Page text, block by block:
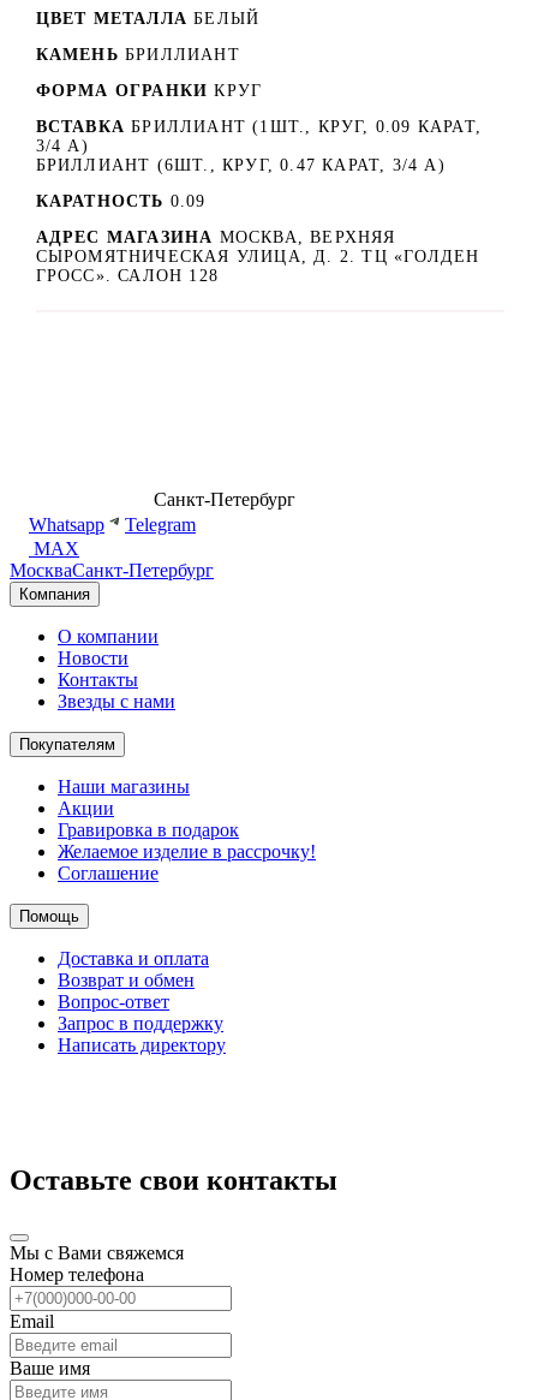
ЦВЕТ МЕТАЛЛА БЕЛЫЙ
КАМЕНЬ БРИЛЛИАНТ
ФОРМА ОГРАНКИ КРУГ
ВСТАВКА БРИЛЛИАНТ (1ШТ., КРУГ, 0.09 КАРАТ,
3/4 А)
БРИЛЛИАНТ (6ШТ., КРУГ, 0.47 КАРАТ, 3/4 А)
КАРАТНОСТЬ 0.09
АДРЕС МАГАЗИНА МОСКВА, ВЕРХНЯЯ
СЫРОМЯТНИЧЕСКАЯ УЛИЦА, Д. 2. ТЦ «ГОЛДЕН
ГРОСС». САЛОН 128
Санкт-Петербург
Whatsapp
Telegram
MAX
МоскваСанкт-Петербург
Компания
О компании
Новости
Контакты
Звезды с нами
Покупателям
Наши магазины
Акции
Гравировка в подарок
Желаемое изделие в рассрочку!
Соглашение
Помощь
Доставка и оплата
Возврат и обмен
Вопрос-ответ
Запрос в поддержку
Написать директору
Оставьте свои контакты
Мы с Вами свяжемся
Номер телефона
Email
Ваше имя